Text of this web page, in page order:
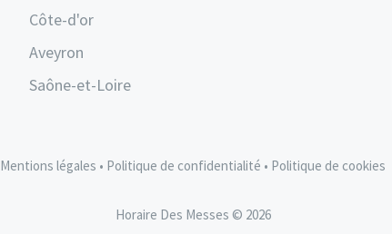
Côte-d'or
Aveyron
Saône-et-Loire
Mentions légales • Politique de confidentialité • Politique de cookies
Horaire Des Messes © 2026